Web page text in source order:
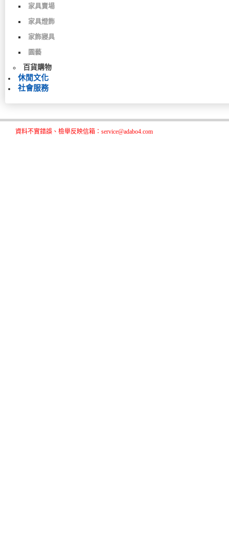
家具賣場
家具燈飾
家飾寢具
園藝
百貨購物
休閒文化
社會服務
資料不實錯誤、檢舉反映信箱：service@adabo4.com